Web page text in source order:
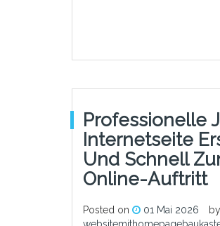
Professionelle
Internetseite
Und Schnell
Online-Auftritt
Posted on 01 Mai 2026